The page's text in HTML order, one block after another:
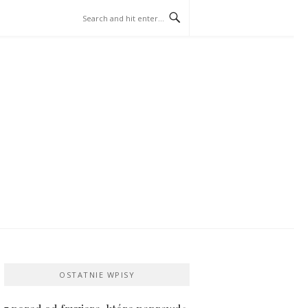
OSTATNIE WPISY